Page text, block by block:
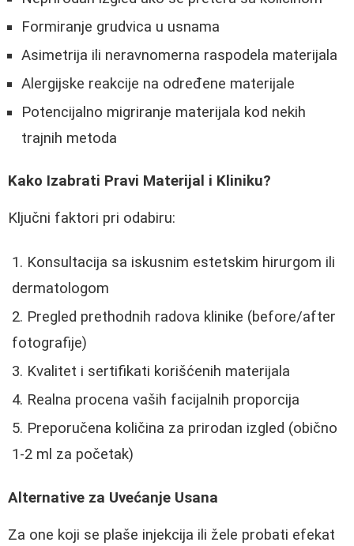
Formiranje grudvica u usnama
Asimetrija ili neravnomerna raspodela materijala
Alergijske reakcije na određene materijale
Potencijalno migriranje materijala kod nekih
trajnih metoda
Kako Izabrati Pravi Materijal i Kliniku?
Ključni faktori pri odabiru:
Konsultacija sa iskusnim estetskim hirurgom ili
dermatologom
Pregled prethodnih radova klinike (before/after
fotografije)
Kvalitet i sertifikati korišćenih materijala
Realna procena vaših facijalnih proporcija
Preporučena količina za prirodan izgled (obično
1-2 ml za početak)
Alternative za Uvećanje Usana
Za one koji se plaše injekcija ili žele probati efekat